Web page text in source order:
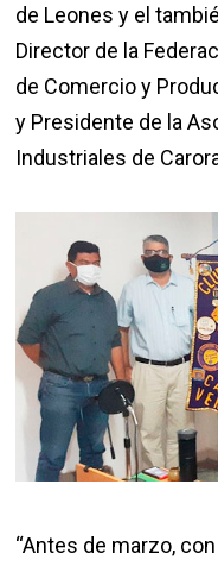
de Leones y el
Director de la
de Comercio y
y Presidente de la
Industriales de
“Antes de marzo,